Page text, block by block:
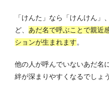
「けんた」なら「けんけん
ど、 あだ名で呼ぶことで親近
ションが生まれます。
他の人が呼んでいないあだ名
絆が深まりやすくなるでしょう